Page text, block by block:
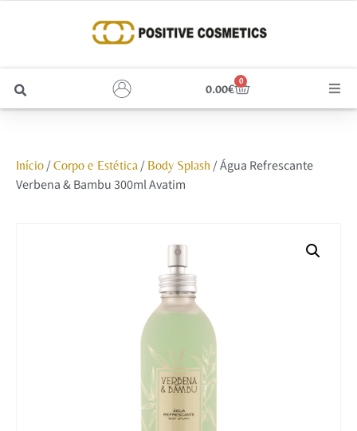
0.00€
0
Unhas
Início/ Corpo e Estética/ Body Splash / Água Refrescante
Verbena & Bambu 300ml Avatim